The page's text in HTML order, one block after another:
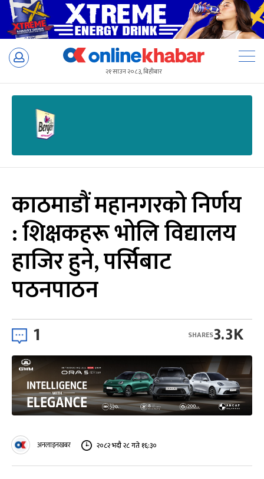
Skip
२१ साउन २०८३, बिहीबार
काठमाडौं महानगरको निर्णय
: शिक्षकहरू भोलि विद्यालय
हाजिर हुने, पर्सिबाट
पठनपाठन
1 3.3K
SHARES
अनलाइनखबर २०८२ भदौ २८ गते १६:३०